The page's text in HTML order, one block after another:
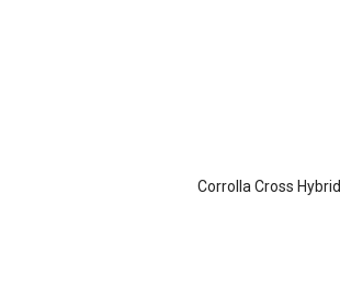
Corrolla Cross Hybrid